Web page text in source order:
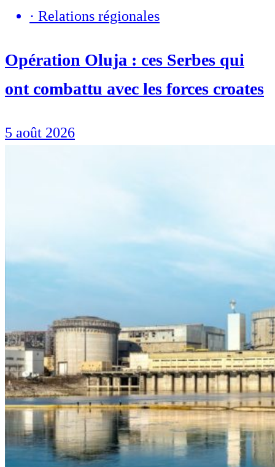
· Relations régionales
Opération Oluja : ces Serbes qui
ont combattu avec les forces croates
5 août 2026